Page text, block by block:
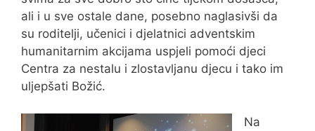
ali i u sve ostale dane, posebno naglasivši da
su roditelji, učenici i djelatnici adventskim
humanitarnim akcijama uspjeli pomoći djeci
Centra za nestalu i zlostavljanu djecu i tako im
uljepšati Božić.
Na